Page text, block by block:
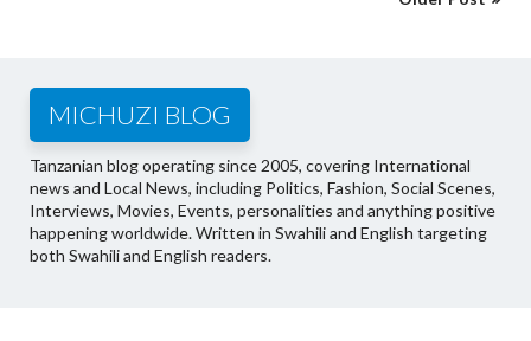
MICHUZI BLOG
Tanzanian blog operating since 2005, covering International
news and Local News, including Politics, Fashion, Social Scenes,
Interviews, Movies, Events, personalities and anything positive
happening worldwide. Written in Swahili and English targeting
both Swahili and English readers.